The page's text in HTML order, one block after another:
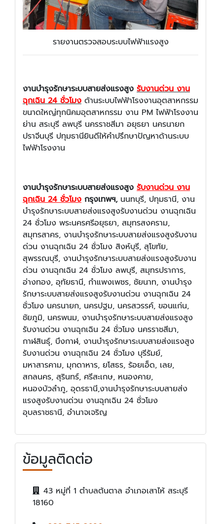
รายงานตรวจสอบระบบไฟฟ้าแรงสูง
งานบำรุงรักษาระบบสายส่งแรงสูง รับงานด่วน งาน
ฉุกเฉิน 24 ชั่วโมง ด้านระบบไฟฟ้าโรงงานอุตสาหกรรม
ขนาดใหญ่ทุกนิคมอุตสาหกรรม งาน PM ไฟฟ้าโรงงาน
ย่าน สระบุรี ลพบุรี นครราชสีมา อยุธยา นครนายก
ปราจีนบุรี ปทุมธานียินดีให้คำปรึกษาปัญหาด้านระบบ
ไฟฟ้าโรงงาน
งานบำรุงรักษาระบบสายส่งแรงสูง รับงานด่วน งาน
ฉุกเฉิน 24 ชั่วโมง กรุงเทพฯ, นนทบุรี, ปทุมธานี, งาน
บำรุงรักษาระบบสายส่งแรงสูงรับงานด่วน งานฉุกเฉิน
24 ชั่วโมง พระนครศรีอยุธยา, สมุทรสงคราม,
สมุทรสาคร, งานบำรุงรักษาระบบสายส่งแรงสูงรับงาน
ด่วน งานฉุกเฉิน 24 ชั่วโมง สิงห์บุรี, สุโขทัย,
สุพรรณบุรี, งานบำรุงรักษาระบบสายส่งแรงสูงรับงาน
ด่วน งานฉุกเฉิน 24 ชั่วโมง ลพบุรี, สมุทรปราการ,
อ่างทอง, อุทัยธานี, กำแพงเพชร, ชัยนาท, งานบำรุง
รักษาระบบสายส่งแรงสูงรับงานด่วน งานฉุกเฉิน 24
ชั่วโมง นครนายก, นครปฐม, นครสวรรค์, ขอนแก่น,
ชัยภูมิ, นครพนม, งานบำรุงรักษาระบบสายส่งแรงสูง
รับงานด่วน งานฉุกเฉิน 24 ชั่วโมง นครราชสีมา,
กาฬสินธุ์, บึงกาฬ, งานบำรุงรักษาระบบสายส่งแรงสูง
รับงานด่วน งานฉุกเฉิน 24 ชั่วโมง บุรีรัมย์,
มหาสารคาม, มุกดาหาร, ยโสธร, ร้อยเอ็ด, เลย,
สกลนคร, สุรินทร์, ศรีสะเกษ, หนองคาย,
หนองบัวลำภู, อุดรธานี,งานบำรุงรักษาระบบสายส่ง
แรงสูงรับงานด่วน งานฉุกเฉิน 24 ชั่วโมง
อุบลราชธานี, อำนาจเจริญ
ข้อมูลติดต่อ
43 หมู่ที่ 1 ตำบลต้นตาล อำเภอเสาไห้ สระบุรี
18160